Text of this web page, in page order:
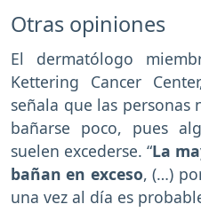
Otras opiniones
El dermatólogo
Kettering Cancer
señala que las personas
bañarse poco, pues
suelen excederse. “La
bañan en exceso, (…)
una vez al día es